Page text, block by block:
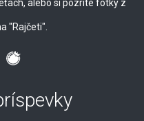
alebo si pozrite fotky z
"Rajčeti".